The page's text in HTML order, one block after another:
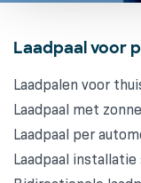
Laadpaal voor
Laadpalen voor
Laadpaal met
Laadpaal per
Laadpaal installatie